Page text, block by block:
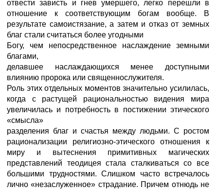
отвести зависть и гнев умершего, легко перешли в
отношение к соответствующим богам вообще. В
результате самоистязание, а затем и отказ от земных
благ стали считаться более угодными
Богу, чем непосредственное наслаждение земными
благами,
делавшее наслаждающихся менее доступными
влиянию пророка или священнослужителя.
Роль этих отдельных моментов значительно усилилась,
когда с растущей рациональностью видения мира
увеличилась и потребность в постижении этического
«смысла»
разделения благ и счастья между людьми. С ростом
рационализации религиозно-этического отношения к
миру и вытеснения примитивных магических
представлений теодицея стала сталкиваться со все
большими трудностями. Слишком часто встречалось
лично «незаслуженное» страдание. Причем отнюдь не